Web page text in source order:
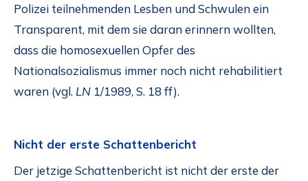
Polizei teilnehmenden Lesben und Schwulen ein
Transparent, mit dem sie daran erinnern wollten,
dass die homosexuellen Opfer des
Nationalsozialismus immer noch nicht rehabilitiert
waren (vgl. LN 1/1989, S. 18 ff).
Nicht der erste Schattenbericht
Der jetzige Schattenbericht ist nicht der erste der